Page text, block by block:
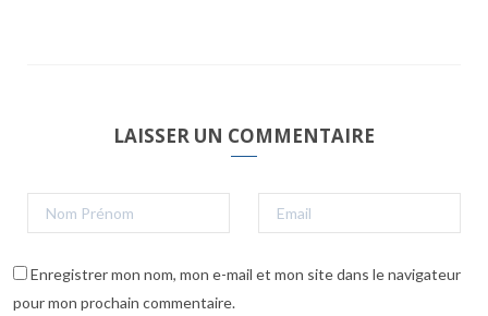
LAISSER UN COMMENTAIRE
Enregistrer mon nom, mon e-mail et mon site dans le navigateur
pour mon prochain commentaire.